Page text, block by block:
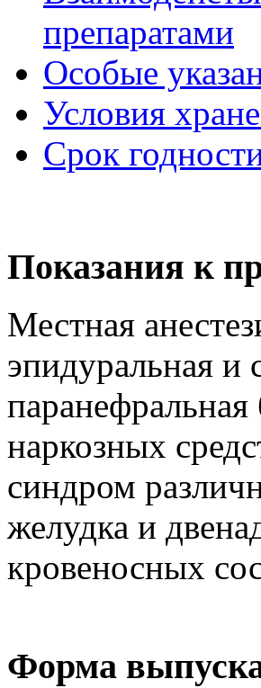
препаратами
Особые
Условия
Срок
Показания к
Местная
эпидуральная и
паранефральная
наркозных
синдром
желудка и
кровеносных
Форма